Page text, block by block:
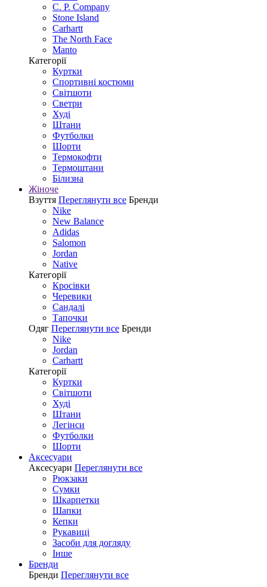
C. P. Company
Stone Island
Carhartt
The North Face
Manto
Категорії
Куртки
Спортивні костюми
Світшоти
Светри
Худі
Штани
Футболки
Шорти
Термокофти
Термоштани
Білизна
Жіноче
Взуття Переглянути все Бренди
Nike
New Balance
Adidas
Salomon
Jordan
Native
Категорії
Кросівки
Черевики
Сандалі
Tапочки
Одяг Переглянути все Бренди
Nike
Jordan
Carhartt
Категорії
Куртки
Світшоти
Худі
Штани
Легінси
Футболки
Шорти
Аксесуари
Аксесуари Переглянути все
Рюкзаки
Сумки
Шкарпетки
Шапки
Кепки
Рукавиці
Засоби для догляду
Інше
Бренди
Бренди Переглянути все